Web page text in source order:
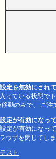
定を無効にされ
っている状態で
動のみで、 ご注
定が有効になっ
定が有効になっ
ウザを閉じてし
スト